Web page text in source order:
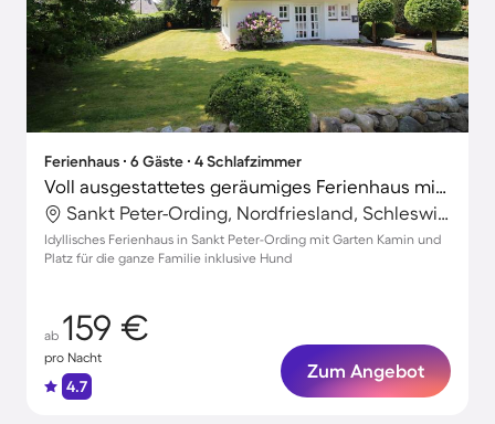
Ferienhaus ∙ 6 Gäste ∙ 4 Schlafzimmer
Voll ausgestattetes geräumiges Ferienhaus mit Garten und Terrasse | Haustiere erlaubt
Sankt Peter-Ording, Nordfriesland, Schleswig-Holstein
Idyllisches Ferienhaus in Sankt Peter-Ording mit Garten Kamin und
Platz für die ganze Familie inklusive Hund
ab 159 €
pro Nacht
4.7
Zum Angebot